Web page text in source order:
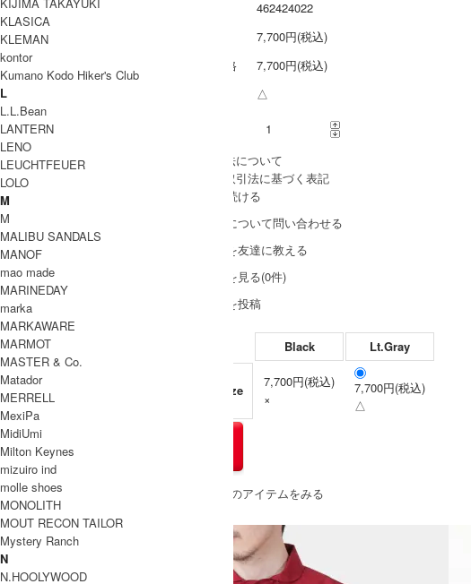
462424022
7,700円(税込)
販売価格
7,700円(税込)
△
» 採寸方法について
» 特定商取引法に基づく表記
買い物を続ける
この商品について問い合わせる
この商品を友達に教える
レビューを見る(0件)
レビューを投稿
Black Lt.Gray
Free Size
7,700円(税込)
×
7,700円(税込)
△
» もうすこしDAIWA PIER39 (ダイワピア39)のアイテムをみる
KLASICA
KLEMAN
kontor
Kumano Kodo Hiker's Club
L
L.L.Bean
LANTERN
LENO
LEUCHTFEUER
LOLO
M
M
MALIBU SANDALS
MANOF
mao made
MARINEDAY
marka
MARKAWARE
MARMOT
MASTER & Co.
Matador
MERRELL
MexiPa
MidiUmi
Milton Keynes
mizuiro ind
molle shoes
MONOLITH
MOUT RECON TAILOR
Mystery Ranch
N
N.HOOLYWOOD